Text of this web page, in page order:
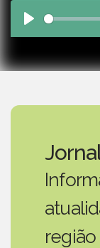
Play
região